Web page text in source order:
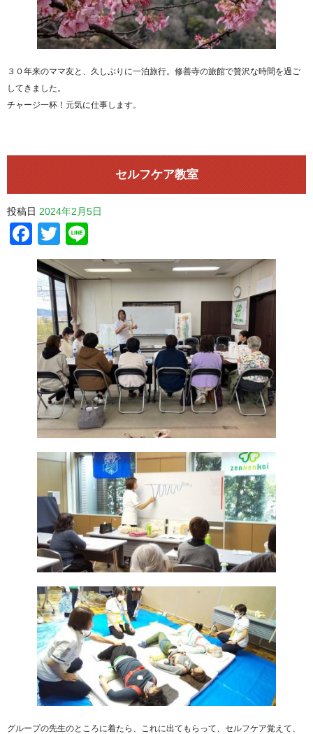
３０年来のママ友と、久しぶりに一泊旅行。修善寺の旅館で贅沢な時間を過ご
してきました。
チャージ一杯！元気に仕事します。
セルフケア教室
投稿日 2024年2月5日
Facebook
Twitter
グループの先生のところに着たら、これに出てもらって、セルフケア覚えて、